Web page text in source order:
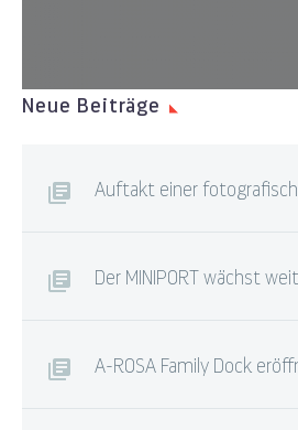
Neue Beiträge
Auftakt einer
Der MINIPORT wächst
A-ROSA Family Dock